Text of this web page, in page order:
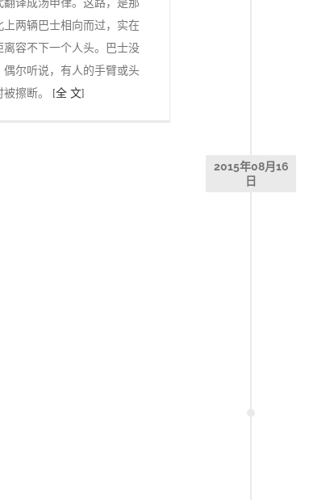
两辆巴士相向而过，实在
容不下一个人头。巴士没
尔听说，有人的手臂或头
擦断。 [全 文]
2015年08月16
日